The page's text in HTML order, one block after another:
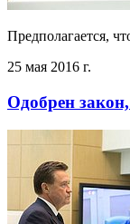
Предполагается,
25 мая 2016 г.
Одобрен